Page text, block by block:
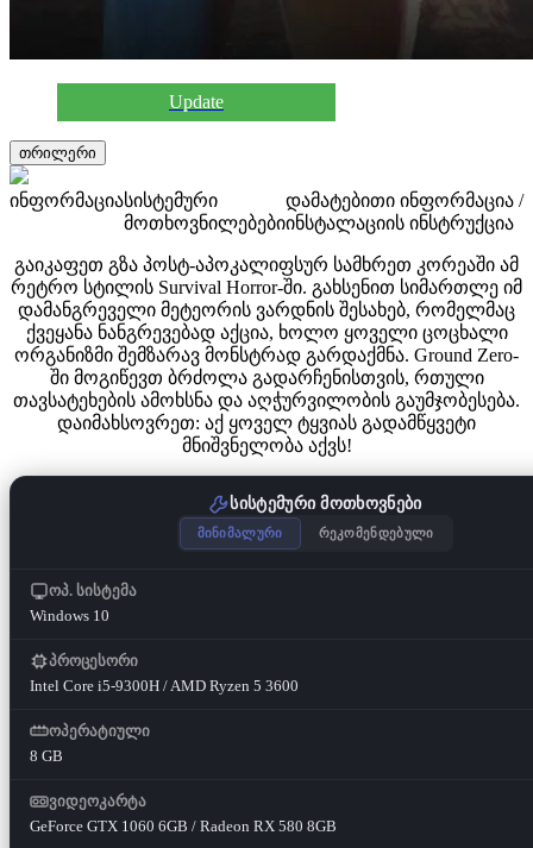
Update
თრილერი
ინფორმაციასისტემური
მოთხოვნილებები
დამატებითი ინფორმაცია /
ინსტალაციის ინსტრუქცია
გაიკაფეთ გზა პოსტ-აპოკალიფსურ სამხრეთ კორეაში ამ
რეტრო სტილის Survival Horror-ში. გახსენით სიმართლე იმ
დამანგრეველი მეტეორის ვარდნის შესახებ, რომელმაც
ქვეყანა ნანგრევებად აქცია, ხოლო ყოველი ცოცხალი
ორგანიზმი შემზარავ მონსტრად გარდაქმნა. Ground Zero-
ში მოგიწევთ ბრძოლა გადარჩენისთვის, რთული
თავსატეხების ამოხსნა და აღჭურვილობის გაუმჯობესება.
დაიმახსოვრეთ: აქ ყოველ ტყვიას გადამწყვეტი
მნიშვნელობა აქვს!
სისტემური მოთხოვნები
მინიმალური რეკომენდებული
ოპ. სისტემა
Windows 10
პროცესორი
Intel Core i5-9300H / AMD Ryzen 5 3600
ოპერატიული
8 GB
ვიდეოკარტა
GeForce GTX 1060 6GB / Radeon RX 580 8GB